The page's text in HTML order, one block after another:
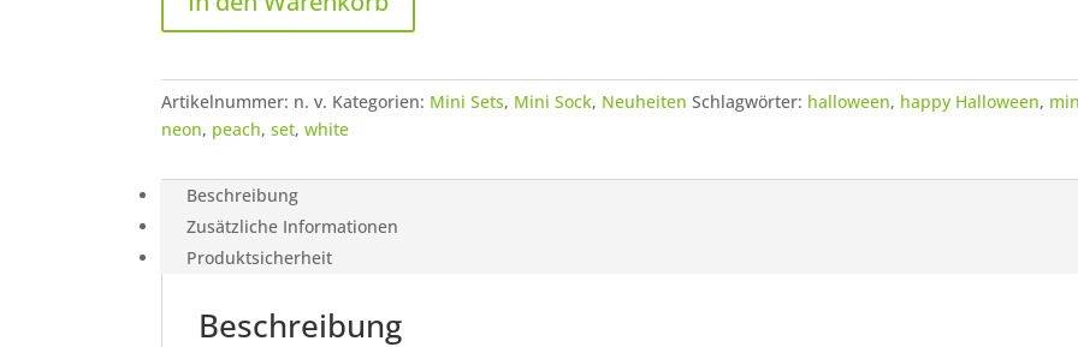
Sock
Menge
Artikelnummer: n. v. Kategorien: Mini Sets, Mini Sock, Neuheiten Schlagwörter: halloween, happy Halloween,
neon, peach,set,white
Beschreibung
Zusätzliche Informationen
Produktsicherheit
Beschreibung